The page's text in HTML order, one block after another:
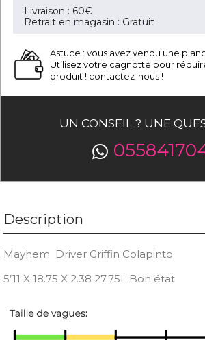
Livraison : 60€
Retrait en magasin : Gratuit
Astuce : vous avez vendu une
Utilisez votre cagnotte pour
produit ! contactez-nous !
UN CONSEIL ? UNE
Description
Mayhem Driver Griffin Colapinto
5’11 X 18.75 X 2.38 27.75L Bon état